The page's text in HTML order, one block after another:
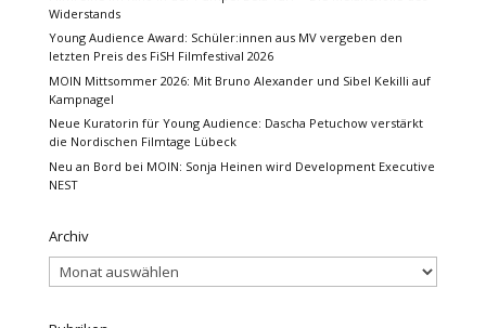
Widerstands
Young Audience Award: Schüler:innen aus MV vergeben den
letzten Preis des FiSH Filmfestival 2026
MOIN Mittsommer 2026: Mit Bruno Alexander und Sibel Kekilli auf
Kampnagel
Neue Kuratorin für Young Audience: Dascha Petuchow verstärkt
die Nordischen Filmtage Lübeck
Neu an Bord bei MOIN: Sonja Heinen wird Development Executive
NEST
Archiv
Archiv